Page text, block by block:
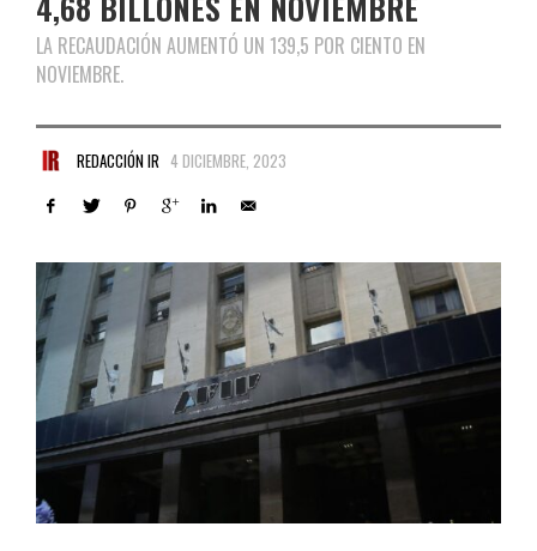
LA RECAUDACIÓN AUMENTÓ UN 139,5 POR CIENTO EN
NOVIEMBRE.
REDACCIÓN IR 4 DICIEMBRE, 2023